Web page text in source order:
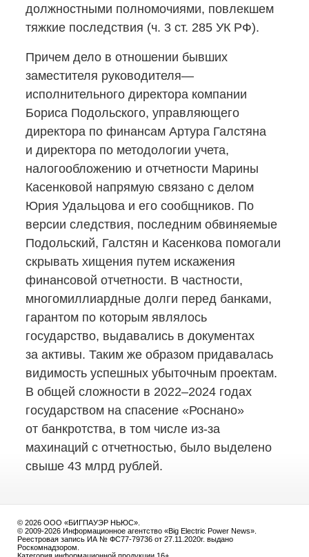
должностными полномочиями, повлекшем
тяжкие последствия (ч. 3 ст. 285 УК РФ).
Причем дело в отношении бывших
заместителя руководителя—
исполнительного директора компании
Бориса Подольского, управляющего
директора по финансам Артура Галстяна
и директора по методологии учета,
налогообложению и отчетности Марины
Касенковой напрямую связано с делом
Юрия Удальцова и его сообщников. По
версии следствия, последним обвиняемые
Подольский, Галстян и Касенкова помогали
скрывать хищения путем искажения
финансовой отчетности. В частности,
многомиллиардные долги перед банками,
гарантом по которым являлось
государство, выдавались в документах
за активы. Таким же образом придавалась
видимость успешных убыточным проектам.
В общей сложности в 2022–2024 годах
государством на спасение «Роснано»
от банкротства, в том числе из-за
махинаций с отчетностью, было выделено
свыше 43 млрд рублей.
© 2026 ООО «БИГПАУЭР НЬЮС».
© 2009-2026 Информационное агентство «Big Electric Power News».
Реестровая запись ИА № ФС77-79736 от 27.11.2020г. выдано
Роскомнадзором.